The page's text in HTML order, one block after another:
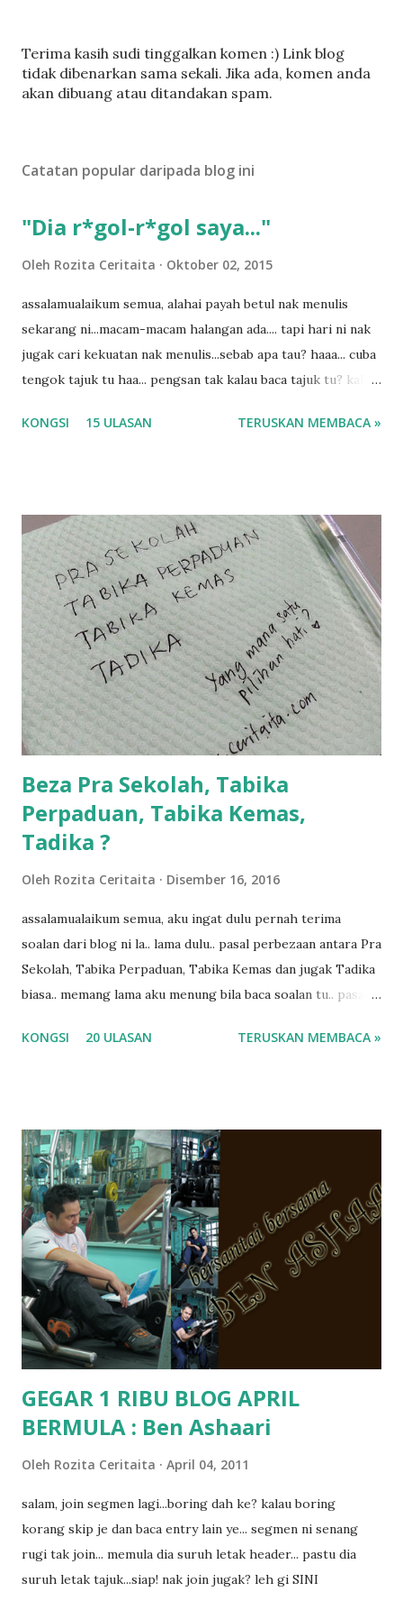
C
a
t
l
Terima kasih sudi tinggalkan komen :) Link blog
tidak dibenarkan sama sekali. Jika ada, komen anda
akan dibuang atau ditandakan spam.
Catatan popular daripada blog ini
"Dia r*gol-r*gol saya..."
Oleh Rozita Ceritaita Oktober 02, 2015
assalamualaikum semua, alahai payah betul nak menulis
sekarang ni...macam-macam halangan ada.... tapi hari ni nak
jugak cari kekuatan nak menulis...sebab apa tau? haaa... cuba
tengok tajuk tu haa... pengsan tak kalau baca tajuk tu? kalau
tau? yang sebut tu anak aku....diulangi ANAK AKU ....adoiiii
balik keja aku ajak la shah singgah Giant beli barang
sikit...dalam perjalanan dari dalam kereta tu biasalah kan
kami memang akan pimpin anak-anak jalan sampai masuk
dalam... dan kebiasanya bagi anak 4 macam kami ni bahagi-
bahagi lah siapa nak pimpin siapa... dan biasanya aku akan
dukung adik hadi sambil pimpin kakak husna... yang abg
ngah dengan abg long terserah pada shah la pulak.. tapi
kalau ikut anak-anak semua nak ummi pimpin... ajer rebeh
ba...
KONGSI 15 ULASAN TERUSKAN MEMBACA »
Beza Pra Sekolah, Tabika
Perpaduan, Tabika Kemas,
Tadika ?
Oleh Rozita Ceritaita Disember 16, 2016
assalamualaikum semua, aku ingat dulu pernah terima
soalan dari blog ni la.. lama dulu.. pasal perbezaan antara Pra
Sekolah, Tabika Perpaduan, Tabika Kemas dan jugak Tadika
biasa.. memang lama aku menung bila baca soalan tu.. pasal
ko.. masa tu aku baru je ada anak sorang dan aku hentam je
tanya sapa-sapa pun masa tu.. bila fikir-fikirkan balik terasa
jugak masa alahai teruknya kami sebagai ibubapa.. dan kami
terasa jugak semakin teruk bila abg long dah masuk 2 tahun
kat salah satu tadika swasta ni.. tapi nampaknya kenal huruf
pun tak tau.. pengsan aku bila ingat balik.. aku mula fikir
mungkin sebab abg long sendiri jenis budak yang ada
masalah dyslexia.. tapi minor la.. nanti la aku cerita pasal
dyslexia tu.. lepas tu kami buat keputusan pu...
KONGSI 20 ULASAN TERUSKAN MEMBACA »
GEGAR 1 RIBU BLOG APRIL
BERMULA : Ben Ashaari
Oleh Rozita Ceritaita April 04, 2011
salam, join segmen lagi...boring dah ke? kalau boring
korang skip je dan baca entry lain ye... segmen ni senang
rugi tak join... memula dia suruh letak header... pastu dia
suruh letak tajuk...siap! nak join jugak? leh gi SINI